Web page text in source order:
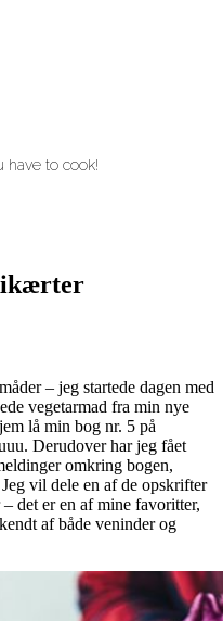
have to cook!
– jeg startede dagen med
vegetarmad fra min nye
lå min bog nr. 5 på
Derudover har jeg fået
omkring bogen,
vil dele en af de opskrifter
det er en af mine favoritter,
af både veninder og